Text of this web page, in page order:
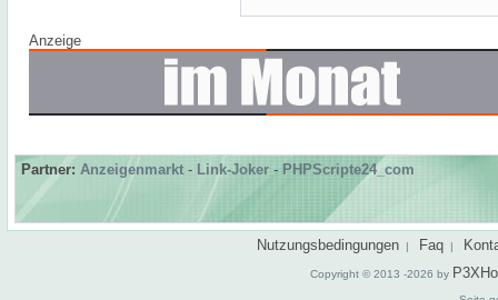
Anzeige
Partner: Anzeigenmarkt - Link-Joker - PHPScripte24_com
Nutzungsbedingungen | Faq |
Copyright © 2013 -2026 by